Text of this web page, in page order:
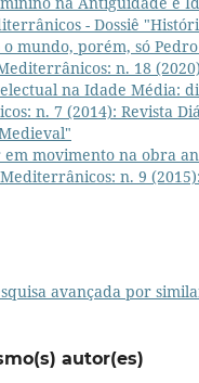
- Dossiê
o mundo, porém, só
n. 18
na Idade Média:
n. 7 (2014): Revista
em movimento na obra
n. 9
avançada por
autor(es)